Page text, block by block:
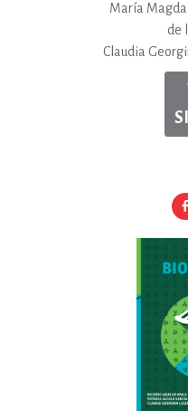
María
de
Claudia